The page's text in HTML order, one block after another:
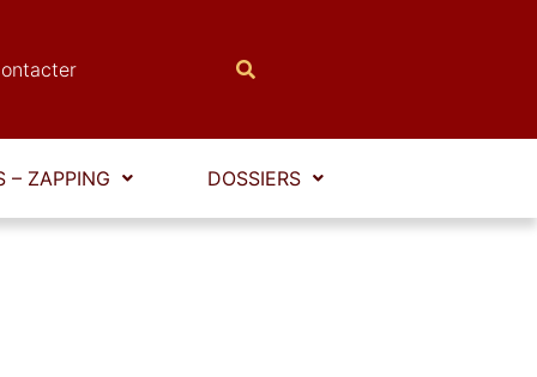
– ZAPPING DOSSIERS